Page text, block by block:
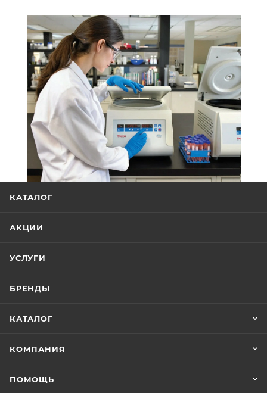
КАТАЛОГ
АКЦИИ
УСЛУГИ
БРЕНДЫ
КАТАЛОГ
КОМПАНИЯ
ПОМОЩЬ